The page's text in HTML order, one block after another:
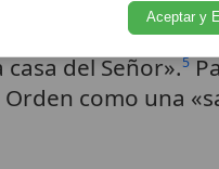
simbolizó
del Señor».5
como una
Aceptar y